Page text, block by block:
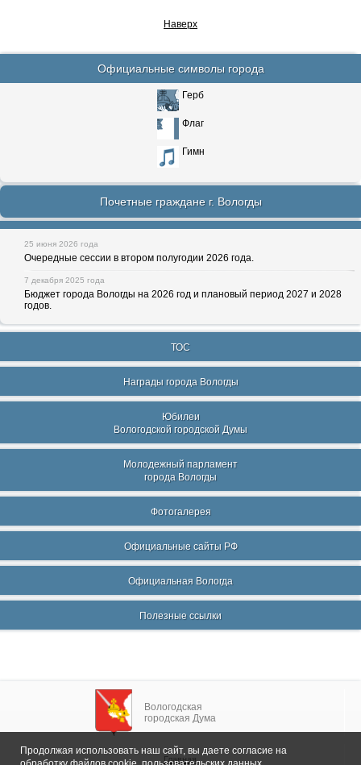
Наверх
Официальные символы города
Герб
Флаг
Гимн
Почетные граждане г. Вологды
25 июня 2026 года
Очередные сессии в втором полугодии 2026 года.
7 декабря 2025 года
Бюджет города Вологды на 2026 год и плановый период 2027 и 2028
годов.
ТОС
Награды города Вологды
Юбилеи
Вологодской городской Думы
Молодежный парламент
города Вологды
Фотогалерея
Официальные сайты РФ
Официальная Вологда
Полезные ссылки
Вологодская
городская Дума
Главная
Продолжая использовать наш сайт, вы даете согласие на